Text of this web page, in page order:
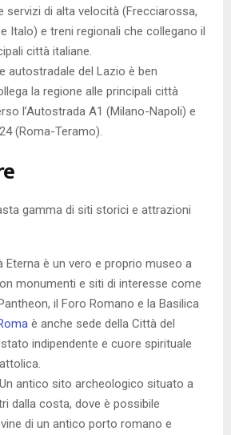
servizi di alta velocità (Frecciarossa,
Italo) e treni regionali che collegano il
città italiane.
autostradale del Lazio è ben
la regione alle principali città
l’Autostrada A1 (Milano-Napoli) e
(Roma-Teramo).
gamma di siti storici e attrazioni
Eterna è un vero e proprio museo a
monumenti e siti di interesse come
il Foro Romano e la Basilica
è anche sede della Città del
indipendente e cuore spirituale
antico sito archeologico situato a
dalla costa, dove è possibile
di un antico porto romano e